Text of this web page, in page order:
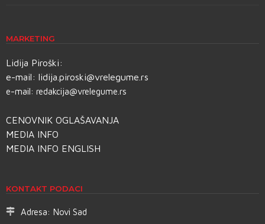
MARKETING
Lidija Piroški:
e-mail: lidija.piroski@vrelegume.rs
e-mail: redakcija@vrelegume.rs
CENOVNIK OGLAŠAVANJA
MEDIA INFO
MEDIA INFO ENGLISH
KONTAKT PODACI
Adresa: Novi Sad